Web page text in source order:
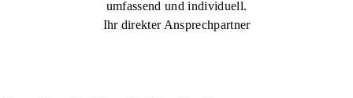
umfassend und individuell.
Ihr direkter Ansprechpartner